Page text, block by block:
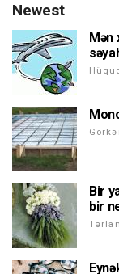
Newest
Mən
Bir
bir
Tərlan